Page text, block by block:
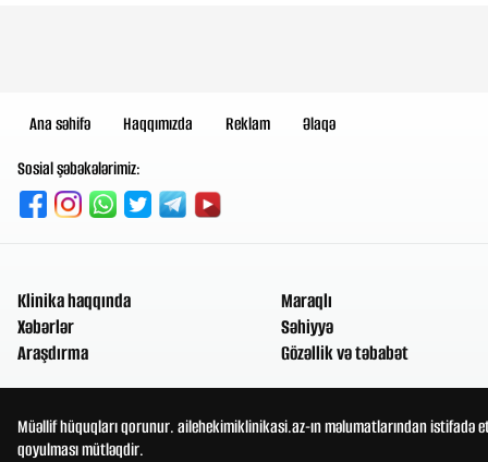
Ana səhifə Haqqımızda Reklam
Əlaqə
Sosial şəbəkələrimiz:
Klinika haqqında
Xəbərlər
Araşdırma
Maraqlı
Səhiyyə
Gözəllik və təbabət
Müəllif hüquqları qorunur. ailehekimiklinikasi.az-ın məlumatlarından
qoyulması mütləqdir.